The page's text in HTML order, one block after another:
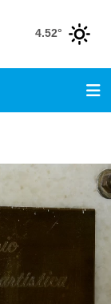
4.52°